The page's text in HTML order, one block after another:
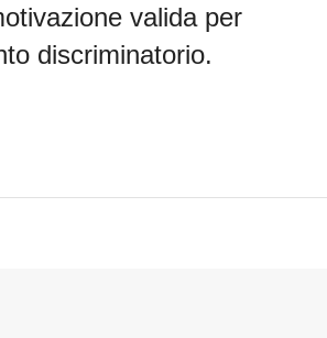
valida per
discriminatorio.